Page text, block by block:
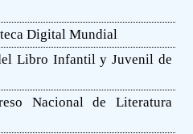
Digital Mundial
Libro Infantil y Juvenil de
Nacional de Literatura